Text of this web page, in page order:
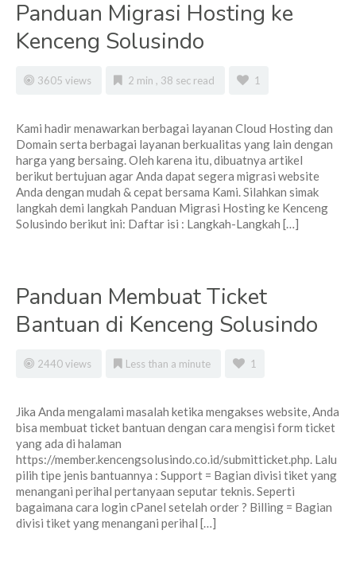
Panduan Migrasi Hosting ke
Kenceng Solusindo
3605 views 2 min , 38 sec read 1
Kami hadir menawarkan berbagai layanan Cloud Hosting dan
Domain serta berbagai layanan berkualitas yang lain dengan
harga yang bersaing. Oleh karena itu, dibuatnya artikel
berikut bertujuan agar Anda dapat segera migrasi website
Anda dengan mudah & cepat bersama Kami. Silahkan simak
langkah demi langkah Panduan Migrasi Hosting ke Kenceng
Solusindo berikut ini: Daftar isi : Langkah-Langkah […]
Panduan Membuat Ticket
Bantuan di Kenceng Solusindo
2440 views Less than a minute 1
Jika Anda mengalami masalah ketika mengakses website, Anda
bisa membuat ticket bantuan dengan cara mengisi form ticket
yang ada di halaman
https://member.kencengsolusindo.co.id/submitticket.php. Lalu
pilih tipe jenis bantuannya : Support = Bagian divisi tiket yang
menangani perihal pertanyaan seputar teknis. Seperti
bagaimana cara login cPanel setelah order ? Billing = Bagian
divisi tiket yang menangani perihal […]